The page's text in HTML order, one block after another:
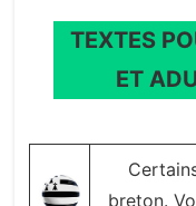
TEXTES
ET
breton.